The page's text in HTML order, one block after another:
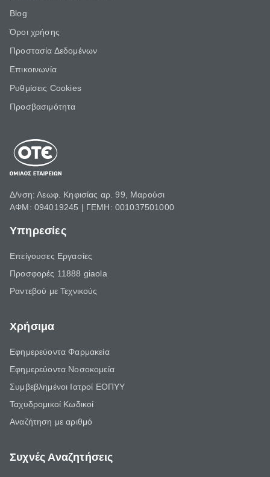
Blog
Όροι χρήσης
Προστασία Δεδομένων
Επικοινωνία
Ρυθμίσεις Cookies
Προσβασιμότητα
Δ/νση: Λεωφ. Κηφισίας αρ. 99, Μαρούσι
ΑΦΜ: 094019245 | ΓΕΜΗ: 001037501000
Υπηρεσίες
Επείγουσες Εργασίες
Προσφορές 11888 giaola
Ραντεβού με Τεχνικούς
Χρήσιμα
Εφημερεύοντα Φαρμακεία
Εφημερεύοντα Νοσοκομεία
Συμβεβλημένοι Ιατροί ΕΟΠΥΥ
Ταχυδρομικοί Κωδικοί
Αναζήτηση με αριθμό
Συχνές Αναζητήσεις